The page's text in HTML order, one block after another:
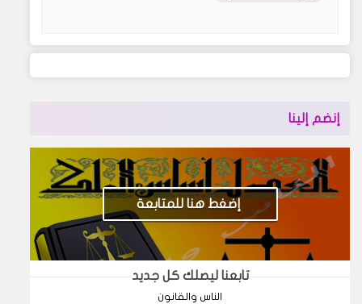
إنضم إلينا
إضغط هنا للمتابعة
تابعنا ليصلك كل جديد
الناس والقانون